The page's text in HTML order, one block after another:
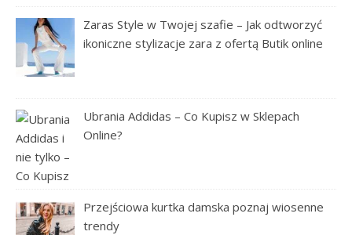
Zaras Style w Twojej szafie – Jak odtworzyć
ikoniczne stylizacje zara z ofertą Butik online
Ubrania Addidas – Co Kupisz w Sklepach
Online?
Przejściowa kurtka damska poznaj wiosenne
trendy